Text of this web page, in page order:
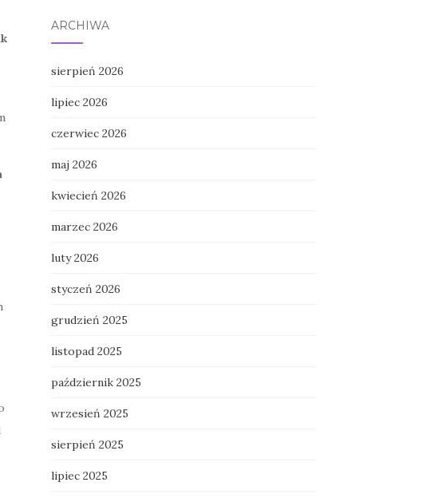
ARCHIWA
sierpień 2026
lipiec 2026
czerwiec 2026
maj 2026
kwiecień 2026
marzec 2026
luty 2026
styczeń 2026
grudzień 2025
listopad 2025
październik 2025
wrzesień 2025
sierpień 2025
lipiec 2025